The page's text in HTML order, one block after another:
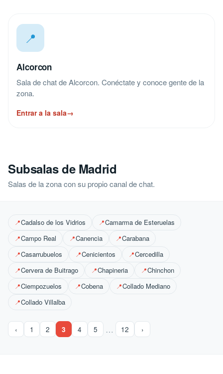
📍
Alcorcon
Sala de chat de Alcorcon. Conéctate y conoce gente de la
zona.
Entrar a la sala→
Subsalas de Madrid
Salas de la zona con su propio canal de chat.
📍Cadalso de los Vidrios 📍Camarma de Esteruelas
📍Campo Real 📍Canencia 📍Carabana
📍Casarrubuelos 📍Cenicientos 📍Cercedilla
📍Cervera de Buitrago 📍Chapineria 📍Chinchon
📍Ciempozuelos 📍Cobena 📍Collado Mediano
📍Collado Villalba
‹ 1 2 3 4 5 … 12 ›